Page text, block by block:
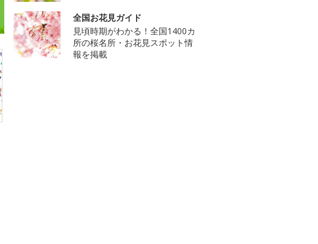
全国お花見ガイド
見頃時期がわかる！全国1400カ
所の桜名所・お花見スポット情
報を掲載